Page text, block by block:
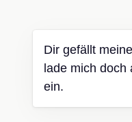
Dir gefällt
lade mich
ein.